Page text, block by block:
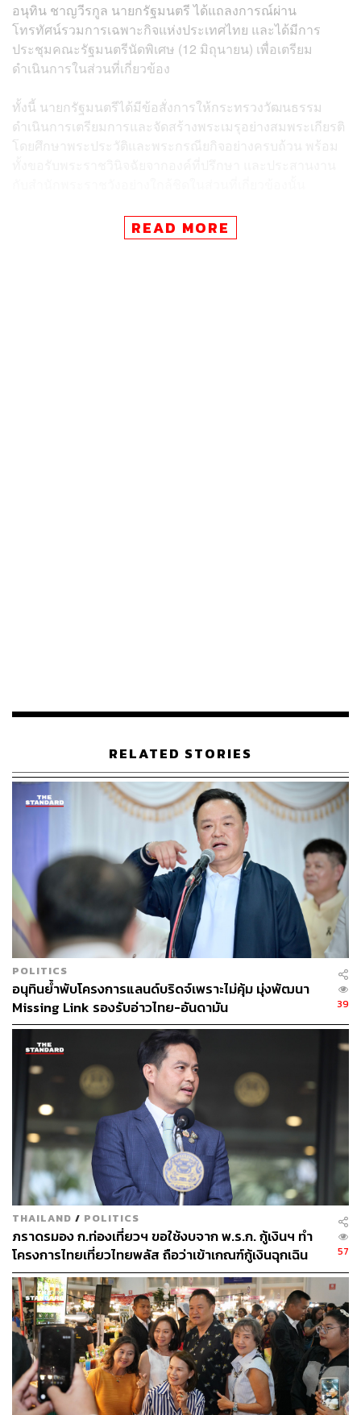
อนุทิน ชาญวีรกูล นายกรัฐมนตรี ได้แถลงการณ์ผ่าน
โทรทัศน์รวมการเฉพาะกิจแห่งประเทศไทย และได้มีการ
ประชุมคณะรัฐมนตรีนัดพิเศษ (12 มิถุนายน) เพื่อเตรียม
ดำเนินการในส่วนที่เกี่ยวข้อง
ทั้งนี้ นายกรัฐมนตรีได้มีข้อสั่งการให้กระทรวงวัฒนธรรม
ดำเนินการเตรียมการและจัดสร้างพระเมรุอย่างสมพระเกียรติ
โดยศึกษาพระประวัติและพระกรณียกิจอย่างครบถ้วน พร้อม
รัฐมนตรีว่าการกระทรวงวัฒนธรรม กล่าวว่า ได้มอบหมาย
ให้ประสพ เรียงเงิน ปลัดกระทรวงวัฒนธรรม ประชุมชี้แจงผู้
รัฐมนตรีจะมอบหมายให้กระทรวงวัฒนธรรมดำเนินการต่อ
นอกจากนี้ กระทรวงวัฒนธรรมจะดำเนินการรวบรวม จัดทำ
และเผยแพร่สื่อเทิดพระเกียรติในรูปแบบต่างๆ ทั้งภาพยนตร์
สารคดี นิทรรศการ ศิลปะการแสดง และสื่อวัฒนธรรมร่วม
สมัย พร้อมประสานความร่วมมือกับศิลปินแห่งชาติ ศิลปินพื้น
บ้าน นักเรียน นักศึกษา และเครือข่ายทางวัฒนธรรมทั่ว
ประเทศ ในการจัดกิจกรรมน้อมรำลึกในพระกรุณาธิคุณและ
ร่วมถวายความอาลัย ทั้งในส่วนกลางและส่วนภูมิภาค เพื่อ
เปิดโอกาสให้ประชาชนทุกหมู่เหล่าได้ร่วมแสดงออกถึงความ
จงรักภักดี
ในส่วนของการอำนวยความสะดวกแก่ประชาชน กระทรวง
วัฒนธรรมจะสนับสนุนการปฏิบัติหน้าที่ตามที่ได้รับมอบ
หมายจากรัฐบาล สำนักนายกรัฐมนตรี และสำนักพระราชวัง
จัดเจ้าหน้าที่ร่วมปฏิบัติงานในภารกิจที่เกี่ยวข้อง ดูแลและ
อำนวยความสะดวกแก่ประชาชนที่เดินทางมาร่วมถวาย
ความเคารพพระศพ รวมทั้งสนับสนุนการประชาสัมพันธ์และ
เผยแพร่ข้อมูลข่าวสารที่ถูกต้อง เพื่อให้ประชาชนทั่วประเทศ
ได้รับทราบแนวทางปฏิบัติและสามารถร่วมถวายความอาลัย
ได้อย่างเหมาะสมและสมพระเกียรติ
รัฐมนตรีว่าการกระทรวงวัฒนธรรม กล่าวเพิ่มเติมว่า ตามที่
รัฐบาลได้มีประกาศให้สถานที่ราชการ รัฐวิสาหกิจ หน่วยงาน
ของรัฐ และสถานศึกษาทุกแห่ง ลดธงครึ่งเสาเป็นเวลา 15 วัน
และให้ข้าราชการ พนักงานรัฐวิสาหกิจ และเจ้าหน้าที่ของรัฐ
ไว้ทุกข์เป็นเวลา 15 วัน ตั้งแต่วันที่ 12 มิถุนายน เป็นต้นไปนั้น
กระทรวงวัฒนธรรมจะประสานหน่วยงานในสังกัดและเครือ
ข่ายทางวัฒนธรรมทั่วประเทศ เพื่อให้การดำเนินภารกิจ
กิจกรรม และงานพิธีต่าง ๆ ของภาครัฐเป็นไปด้วยความ
เหมาะสม สอดคล้องกับช่วงเวลาแห่งการถวายความอาลัย
และเป็นไปตามแนวทางที่รัฐบาล สำนักนายกรัฐมนตรี สำนัก
พระราชวัง และหน่วยงานที่เกี่ยวข้องกำหนด
READ MORE
RELATED STORIES
POLITICS
อนุทินย้ำพับโครงการแลนด์บริดจ์เพราะไม่คุ้ม มุ่งพัฒนา
Missing Link รองรับอ่าวไทย-อันดามัน
39
THAILAND / POLITICS
ภราดรมอง ก.ท่องเที่ยวฯ ขอใช้งบจาก พ.ร.ก. กู้เงินฯ ทำ
โครงการไทยเที่ยวไทยพลัส ถือว่าเข้าเกณฑ์กู้เงินฉุกเฉิน
57